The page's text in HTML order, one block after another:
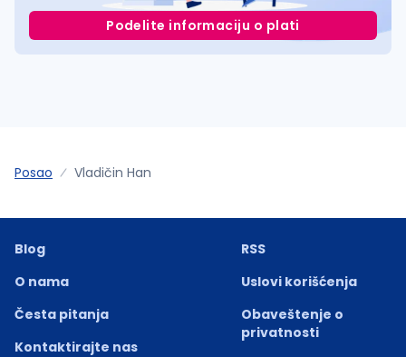
Podelite informaciju o plati
Posao Vladičin Han
Blog
O nama
Česta pitanja
Kontaktirajte nas
RSS
Uslovi korišćenja
Obaveštenje o
privatnosti